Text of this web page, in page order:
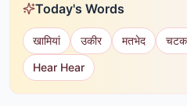
Today's Words
खामियां उकीर मतभेद चटक
Hear Hear